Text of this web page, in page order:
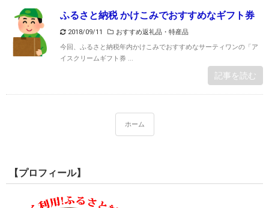
ふるさと納税 かけこみでおすすめなギフト券
2018/09/11
おすすめ返礼品・特産品
今回、ふるさと納税年内かけこみでおすすめなサーティワンの「ア
イスクリームギフト券 ...
記事を読む
ホーム
【プロフィール】